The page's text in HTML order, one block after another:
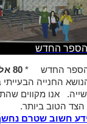
הספר החדש
הספר החדש * 80 אלף שקלים
החנייה
אנו מקווים
הצד הטוב ביותר.
חשוב שטרם